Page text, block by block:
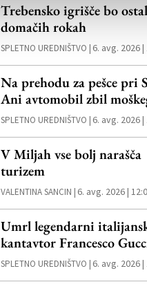
Trebensko igrišče bo
domačih rokah
SPLETNO UREDNIŠTVO |6. avg. 2026 |
Na prehodu za pešce pri
Ani avtomobil zbil
SPLETNO UREDNIŠTVO | 6. avg. 2026 |
V Miljah vse bolj narašča
turizem
VALENTINA SANCIN | 6. avg. 2026 |
Umrl legendarni
kantavtor Francesco
SPLETNO UREDNIŠTVO | 6. avg. 2026 |